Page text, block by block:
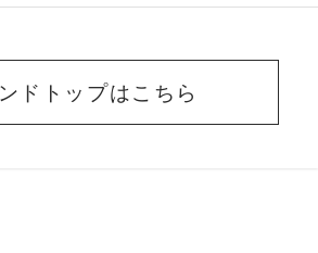
ドトップはこちら